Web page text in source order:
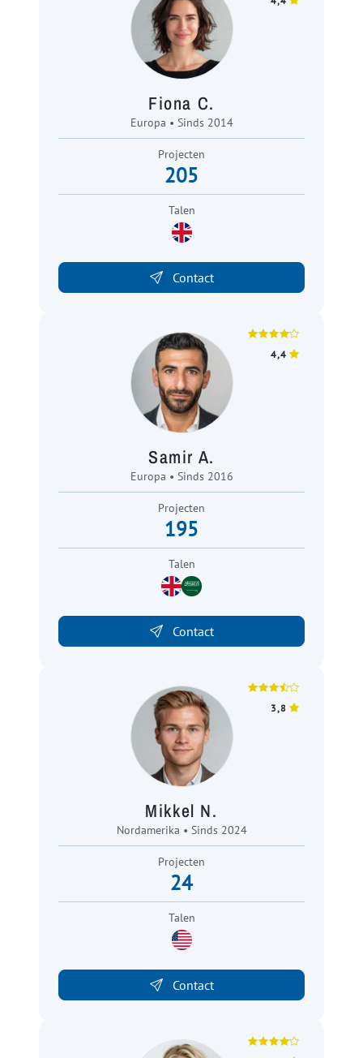
Fiona C.
Europa • Sinds 2014
Projecten
205
Talen
Contact
4,4
Samir A.
Europa • Sinds 2016
Projecten
195
Talen
Contact
3,8
Mikkel N.
Nordamerika • Sinds 2024
Projecten
24
Talen
Contact